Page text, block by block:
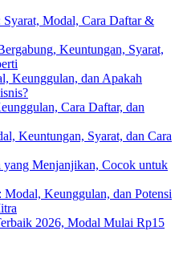
Syarat, Modal, Cara Daftar &
Keuntungan, Syarat,
Keunggulan, dan Apakah
Cara Daftar, dan
Keuntungan, Syarat, dan Cara
yang Menjanjikan, Cocok untuk
Keunggulan, dan Potensi
2026, Modal Mulai Rp15